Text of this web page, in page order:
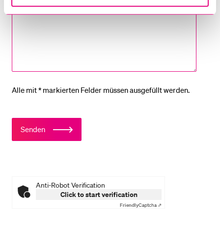
Alle mit * markierten Felder müssen ausgefüllt werden.
Senden
Anti-Robot Verification
Click to start verification
FriendlyCaptcha ⇗